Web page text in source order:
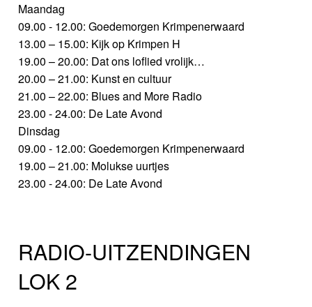
Maandag
09.00 - 12.00: Goedemorgen Krimpenerwaard
13.00 – 15.00: Kijk op Krimpen H
19.00 – 20.00: Dat ons loflied vrolijk…
20.00 – 21.00: Kunst en cultuur
21.00 – 22.00: Blues and More Radio
23.00 - 24.00: De Late Avond
Dinsdag
09.00 - 12.00: Goedemorgen Krimpenerwaard
19.00 – 21.00: Molukse uurtjes
23.00 - 24.00: De Late Avond
RADIO-UITZENDINGEN
LOK 2